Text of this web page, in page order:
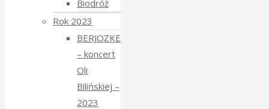
Biodróż
Rok 2023
BERJOZKELE
– koncert
Oli
Bilińskiej –
2023